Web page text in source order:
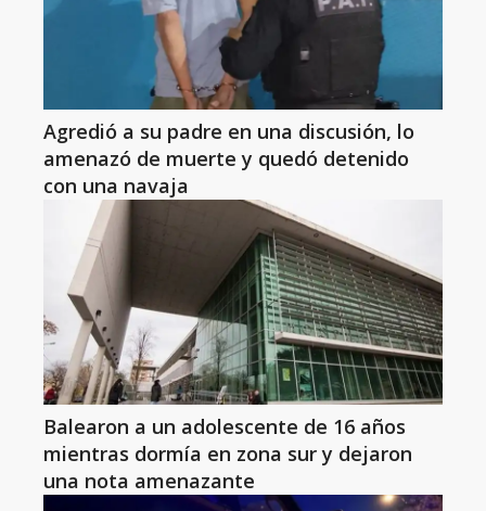
Agredió a su padre en una discusión, lo
amenazó de muerte y quedó detenido
con una navaja
Balearon a un adolescente de 16 años
mientras dormía en zona sur y dejaron
una nota amenazante